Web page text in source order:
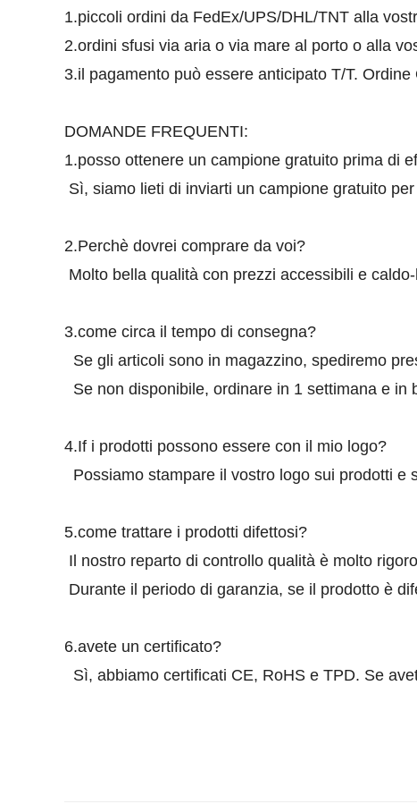
1.piccoli ordini da FedEx/UPS/DHL/TNT alla
2.ordini sfusi via aria o via mare al porto o alla
3.il pagamento può essere anticipato T/T.
DOMANDE FREQUENTI:
1.posso ottenere un campione gratuito prima di
Sì, siamo lieti di inviarti un campione gratuito
2.Perchè dovrei comprare da voi?
Molto bella qualità con prezzi accessibili e
3.come circa il tempo di consegna?
Se gli articoli sono in magazzino, spediremo
Se non disponibile, ordinare in 1 settimana e in
4.If i prodotti possono essere con il mio logo?
Possiamo stampare il vostro logo sui prodotti e
5.come trattare i prodotti difettosi?
Il nostro reparto di controllo qualità è molto
Durante il periodo di garanzia, se il prodotto è
6.avete un certificato?
Sì, abbiamo certificati CE, RoHS e TPD. Se